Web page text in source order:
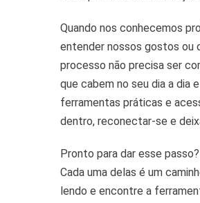
Quando nos conhecemos
entender nossos gostos ou
processo não precisa ser
que cabem no seu dia a dia
ferramentas práticas e
dentro, reconectar-se e
Pronto para dar esse
Cada uma delas é um
lendo e encontre a